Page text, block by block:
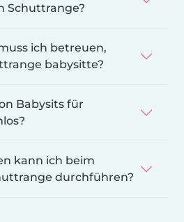
Schuttrange?
ich betreuen,
babysitte?
Babysits für
kann ich beim
durchführen?